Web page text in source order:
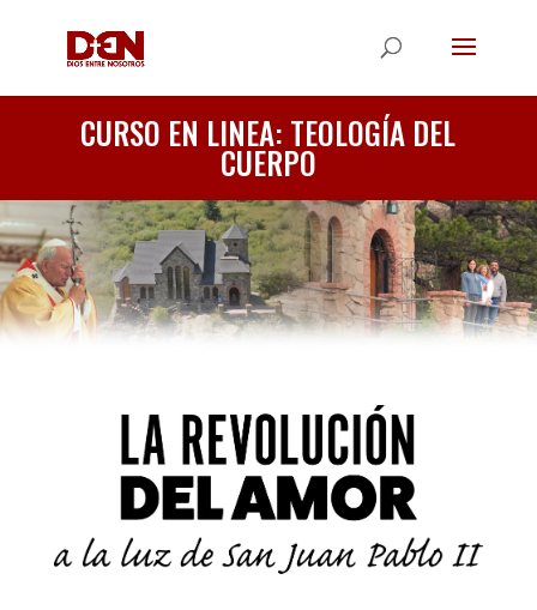
CURSO EN LINEA: TEOLOGÍA DEL
CUERPO